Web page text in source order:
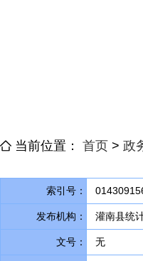
当前位置： 首页 > 政
索引号：
发布机构： 灌南县统
文号： 无